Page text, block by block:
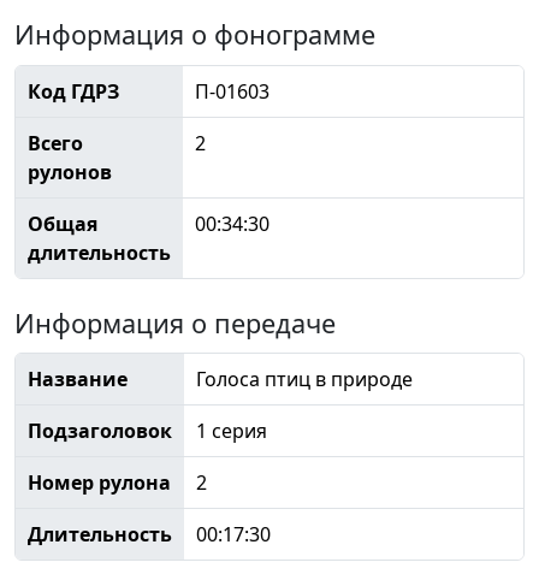
Информация о фонограмме
Код ГДРЗ
П-01603
Всего
рулонов
2
Общая
длительность
00:34:30
Информация о передаче
Название
Голоса птиц в природе
Подзаголовок
1 серия
Номер рулона
2
Длительность
00:17:30